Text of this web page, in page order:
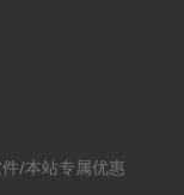
/本站专属优惠